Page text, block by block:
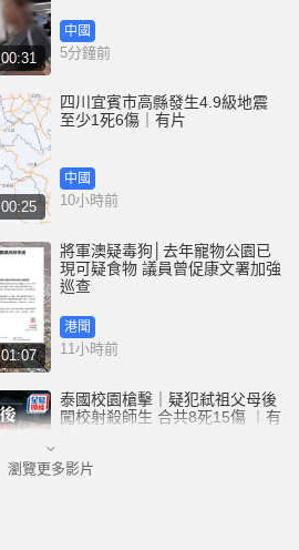
00:31
中國
5分鐘前
00:25
四川宜賓市高縣發生4.9級地震
至少1死6傷｜有片
中國
10小時前
01:07
將軍澳疑毒狗│去年寵物公園已
現可疑食物 議員曾促康文署加強
巡查
港聞
11小時前
泰國校園槍擊｜疑犯弒祖父母後
闖校射殺師生 合共8死15傷 ︱有
國際
瀏覽更多影片